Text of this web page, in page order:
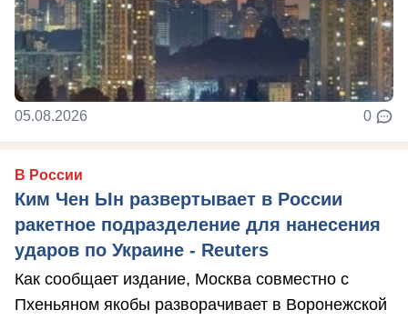
05.08.2026 0
В России
Ким Чен Ын развертывает в России
ракетное подразделение для нанесения
ударов по Украине - Reuters
Как сообщает издание, Москва совместно с
Пхеньяном якобы разворачивает в Воронежской